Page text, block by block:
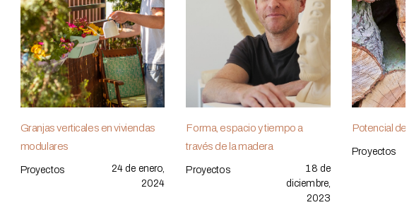
Granjas verticales en viviendas
modulares
Proyectos
24 de enero,
2024
Forma, espacio y tiempo a
través de la madera
Proyectos
18 de
diciembre,
2023
Potencial de
Proyectos